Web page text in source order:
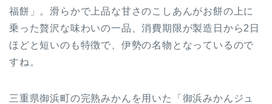
福餅」。滑らかで上品な甘さのこしあんがお餅の上に
乗った贅沢な味わいの一品、消費期限が製造日から2日
ほどと短いのも特徴で、伊勢の名物となっているので
すね。
三重県御浜町の完熟みかんを用いた「御浜みかんジュ